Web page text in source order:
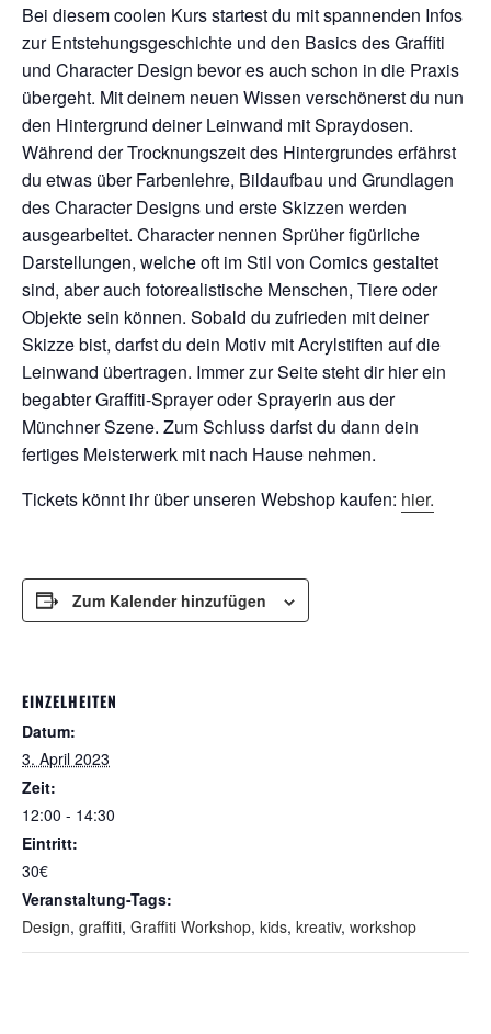
Bei diesem coolen Kurs startest du mit spannenden Infos
zur Entstehungsgeschichte und den Basics des Graffiti
und Character Design bevor es auch schon in die Praxis
übergeht. Mit deinem neuen Wissen verschönerst du nun
den Hintergrund deiner Leinwand mit Spraydosen.
Während der Trocknungszeit des Hintergrundes erfährst
du etwas über Farbenlehre, Bildaufbau und Grundlagen
des Character Designs und erste Skizzen werden
ausgearbeitet. Character nennen Sprüher figürliche
Darstellungen, welche oft im Stil von Comics gestaltet
sind, aber auch fotorealistische Menschen, Tiere oder
Objekte sein können. Sobald du zufrieden mit deiner
Skizze bist, darfst du dein Motiv mit Acrylstiften auf die
Leinwand übertragen. Immer zur Seite steht dir hier ein
begabter Graffiti-Sprayer oder Sprayerin aus der
Münchner Szene. Zum Schluss darfst du dann dein
fertiges Meisterwerk mit nach Hause nehmen.
Tickets könnt ihr über unseren Webshop kaufen: hier.
Zum Kalender hinzufügen
EINZELHEITEN
Datum:
3. April 2023
Zeit:
12:00 - 14:30
Eintritt:
30€
Veranstaltung-Tags:
Design, graffiti, Graffiti Workshop, kids, kreativ, workshop